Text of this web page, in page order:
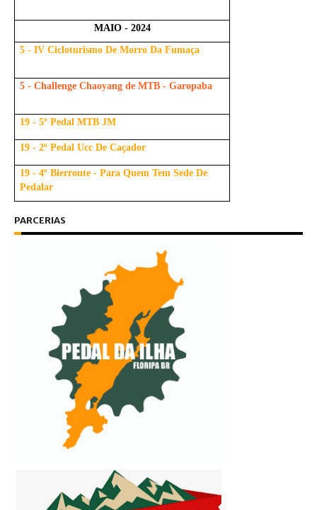
MAIO - 2024
5 - IV Cicloturismo De Morro Da Fumaça
5 - Challenge Chaoyang de MTB - Garopaba
19 - 5º Pedal MTB JM
19 - 2º Pedal Ucc De Caçador
19 - 4º Bierroute - Para Quem Tem Sede De
Pedalar
PARCERIAS